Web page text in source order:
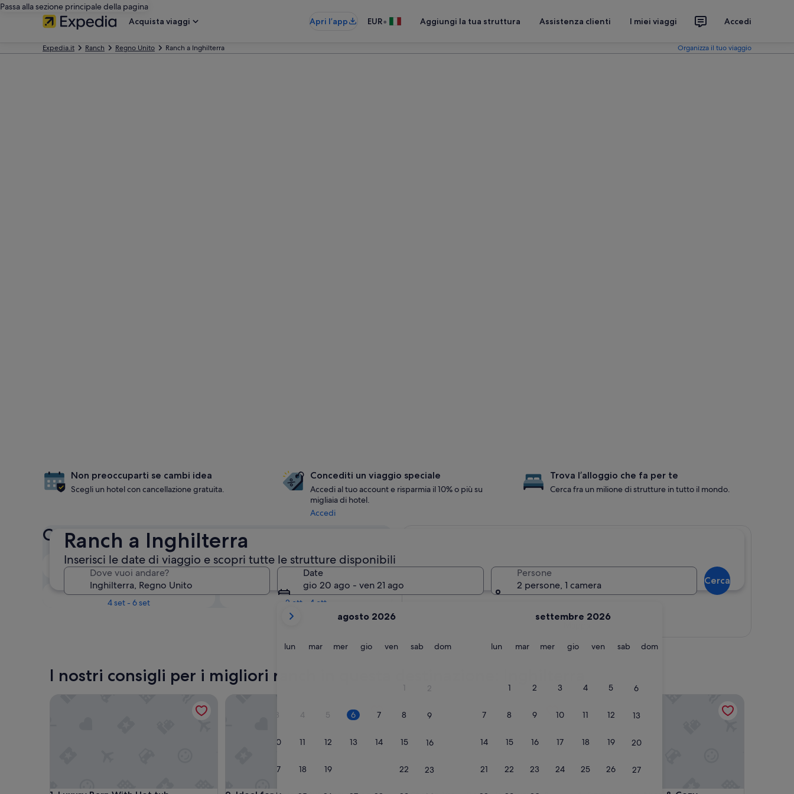
Passa alla sezione principale della pagina
Acquista viaggi
Apri l’app EUR• Aggiungi la tua struttura Assistenza clienti I miei viaggi Accedi
Expedia.it Ranch Regno Unito Ranch a Inghilterra Organizza il tuo viaggio
Ranch a Inghilterra
Inserisci le date di viaggio e scopri tutte le strutture disponibili
Dove vuoi andare?
Date
gio 20 ago - ven 21 ago
mesi
2026
September
agosto 2026
lunlunedì
marmartedì
mermercoledì
giogiovedì
venvenerdì
sabsabato
domdomenica
1 2
3 4 5 6 7 8 9
10 11 12 13 14 15 16
17 18 19 22 23
settembre 2026
lunlunedì
marmartedì
mermercoledì
giogiovedì
venvenerdì
sabsabato
domdomenica
1 2 3 4 5 6
7 8 9 10 11 12 13
14 15 16 17 18 19 20
21 22 23 24 25 26 27
Persone
2 persone, 1 camera
Cerca
Non preoccuparti se cambi idea
Scegli un hotel con cancellazione gratuita.
Concediti un viaggio speciale
Accedi al tuo account e risparmia il 10% o più su
migliaia di hotel.
Accedi
Trova l’alloggio che fa per te
Cerca fra un milione di strutture in tutto il mondo.
Controlla i prezzi per queste date
Il prossimo fine settimana
14 ago - 16 ago
Tra due settimane
21 ago - 23 ago
Tra un mese
4 set - 6 set
Tra due mesi
2 ott - 4 ott
I nostri consigli per i migliori ranch in questa destinazione: Inghilterra